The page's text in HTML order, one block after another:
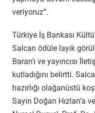
veriyoruz”.
Türkiye İş Bankası
Salcan ödüle layık
Baran’ı ve yayıncısı
kutladığını belirtti.
hazırlığı olağanüstü
Sayın Doğan Hızlan’a